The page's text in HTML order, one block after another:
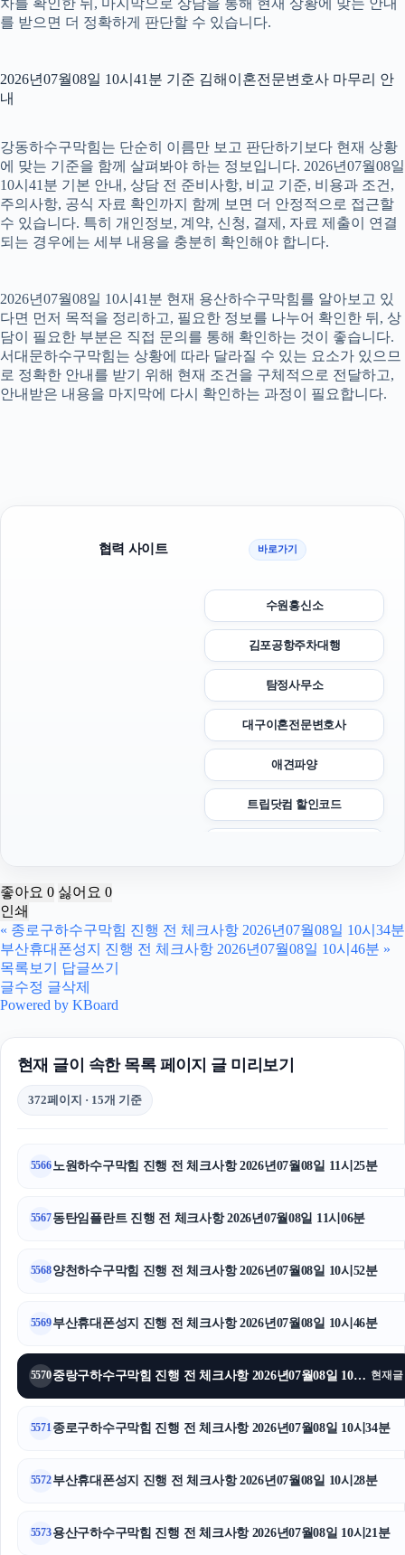
차를 확인한 뒤, 마지막으로 상담을 통해 현재 상황에 맞는 안내
를 받으면 더 정확하게 판단할 수 있습니다.
2026년07월08일 10시41분 기준 김해이혼전문변호사 마무리 안
내
강동하수구막힘는 단순히 이름만 보고 판단하기보다 현재 상황
에 맞는 기준을 함께 살펴봐야 하는 정보입니다. 2026년07월08일
10시41분 기본 안내, 상담 전 준비사항, 비교 기준, 비용과 조건,
주의사항, 공식 자료 확인까지 함께 보면 더 안정적으로 접근할
수 있습니다. 특히 개인정보, 계약, 신청, 결제, 자료 제출이 연결
되는 경우에는 세부 내용을 충분히 확인해야 합니다.
2026년07월08일 10시41분 현재 용산하수구막힘를 알아보고 있
다면 먼저 목적을 정리하고, 필요한 정보를 나누어 확인한 뒤, 상
담이 필요한 부분은 직접 문의를 통해 확인하는 것이 좋습니다.
서대문하수구막힘는 상황에 따라 달라질 수 있는 요소가 있으므
로 정확한 안내를 받기 위해 현재 조건을 구체적으로 전달하고,
안내받은 내용을 마지막에 다시 확인하는 과정이 필요합니다.
협력 사이트 바로가기
수원흥신소
김포공항주차대행
탐정사무소
대구이혼전문변호사
애견파양
트립닷컴 할인코드
서초성범죄변호사
용인형사전문변호사
대구흥신소
동탄피부과
구로구하수구막힘
좋아요 0 싫어요 0
인쇄
« 종로구하수구막힘 진행 전 체크사항 2026년07월08일 10시34분
부산휴대폰성지 진행 전 체크사항 2026년07월08일 10시46분 »
목록보기
답글쓰기
글수정 글삭제
Powered by KBoard
현재 글이 속한 목록 페이지 글 미리보기
372페이지 · 15개 기준
5566 노원하수구막힘 진행 전 체크사항 2026년07월08일 11시25분
5567동탄임플란트 진행 전 체크사항 2026년07월08일 11시06분
5568양천하수구막힘 진행 전 체크사항 2026년07월08일 10시52분
5569부산휴대폰성지 진행 전 체크사항 2026년07월08일 10시46분
5570 중랑구하수구막힘 진행 전 체크사항 2026년07월08일 10시41분 현재글
5571종로구하수구막힘 진행 전 체크사항 2026년07월08일 10시34분
5572부산휴대폰성지 진행 전 체크사항 2026년07월08일 10시28분
5573용산구하수구막힘 진행 전 체크사항 2026년07월08일 10시21분